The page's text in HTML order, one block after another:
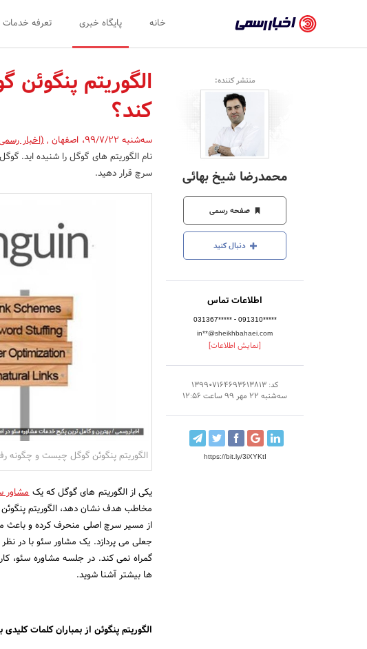
رسمی
-
اخبار
تایید
شده
شرکت‌ها،
سازمان‌ها
و
روابط
عمومی‌ها
خانه پایگاه خبری تعرفه خدمات
منتشر کننده:
محمدرضا شیخ بهائی
صفحه رسمی
دنبال کنید
اطلاعات تماس
031367***** - 091310*****
in**@sheikhbahaei.com
[نمایش اطلاعات]
کد: 139907164693613813
سه‌شنبه 22 مهر 99 ساعت 12:56
https://bit.ly/3iXYKtI
الگوریتم
کند؟
سه‌شنبه 99/7/22 ، اصفهان ,(اخبار
نام الگوریتم های گوگل را شنیده اید.
سرچ قرار دهید.
الگوریتم پنگوئن گوگل چیست و چگونه
یکی از الگوریتم های گوگل که یکمشاور
مخاطب هدف نشان دهد، الگوریتم پنگوئن
از مسیر سرچ اصلی منحرف کرده و باعث
جعلی می پردازد. یک مشاور سئو با در
گمراه نمی کند. در جلسه مشاوره سئو،
ها بیشتر آشنا شوید.
الگوریتم پنگوئن از بمباران کلمات